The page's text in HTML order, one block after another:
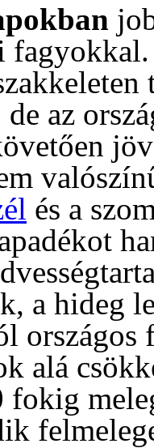
de az
és a
a hideg
országos
alá
fokig